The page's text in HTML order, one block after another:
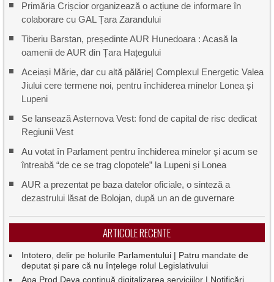
Primăria Crișcior organizează o acțiune de informare în
colaborare cu GAL Țara Zarandului
Tiberiu Barstan, președinte AUR Hunedoara : Acasă la
oamenii de AUR din Țara Hațegului
Aceiași Mărie, dar cu altă pălărie| Complexul Energetic Valea
Jiului cere termene noi, pentru închiderea minelor Lonea și
Lupeni
Se lansează Asternova Vest: fond de capital de risc dedicat
Regiunii Vest
Au votat în Parlament pentru închiderea minelor și acum se
întreabă “de ce se trag clopotele” la Lupeni și Lonea
AUR a prezentat pe baza datelor oficiale, o sinteză a
dezastrului lăsat de Bolojan, după un an de guvernare
ARTICOLE RECENTE
Intotero, delir pe holurile Parlamentului | Patru mandate de
deputat și pare că nu înțelege rolul Legislativului
Apa Prod Deva continuă digitalizarea serviciilor | Notificări